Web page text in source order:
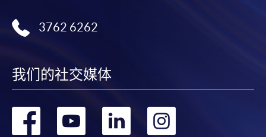
3762 6262
我们的社交媒体
转
转
转